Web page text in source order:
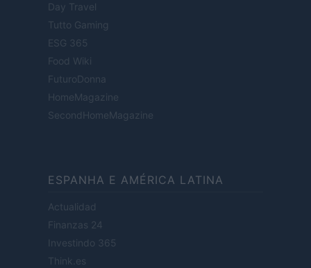
Day Travel
Tutto Gaming
ESG 365
Food Wiki
FuturoDonna
HomeMagazine
SecondHomeMagazine
ESPANHA E AMÉRICA LATINA
Actualidad
Finanzas 24
Investindo 365
Think.es